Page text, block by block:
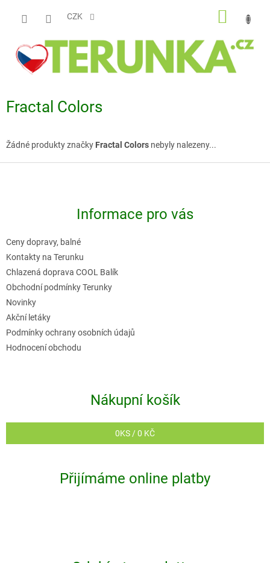
CZK
Fractal Colors
Žádné produkty značky Fractal Colors nebyly nalezeny...
Informace pro vás
Ceny dopravy, balné
Kontakty na Terunku
Chlazená doprava COOL Balík
Obchodní podmínky Terunky
Novinky
Akční letáky
Podmínky ochrany osobních údajů
Hodnocení obchodu
Nákupní košík
0KS /0 KČ
Přijímáme online platby